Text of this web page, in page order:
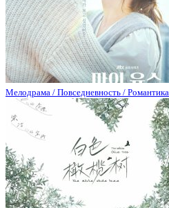
Мелодрама / Повседневность / Романтика